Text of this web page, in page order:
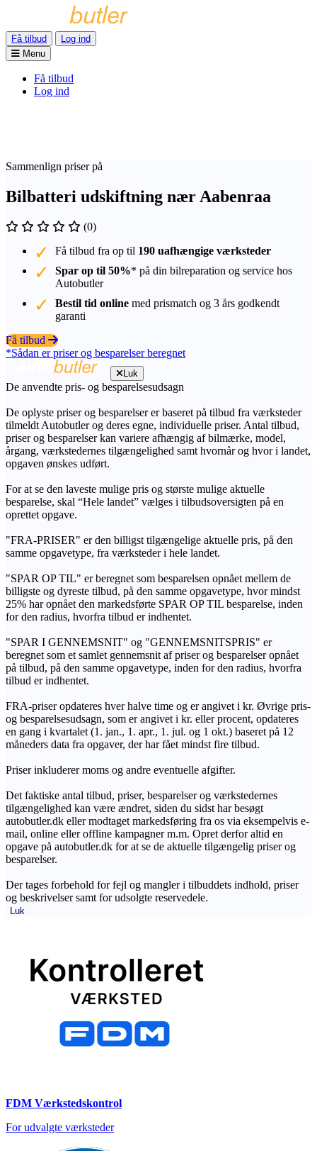
Få tilbud
Log ind
Menu
Få tilbud
Log ind
Sammenlign priser på
Bilbatteri udskiftning nær Aabenraa
(0)
Få tilbud fra op til 190 uafhængige værksteder
Spar op til 50%* på din bilreparation og service hos
Autobutler
Bestil tid online med prismatch og 3 års godkendt
garanti
Få tilbud
*Sådan er priser og besparelser beregnet
Luk
De anvendte pris- og besparelsesudsagn
De oplyste priser og besparelser er baseret på tilbud fra værksteder
tilmeldt Autobutler og deres egne, individuelle priser. Antal tilbud,
priser og besparelser kan variere afhængig af bilmærke, model,
årgang, værkstedernes tilgængelighed samt hvornår og hvor i landet,
opgaven ønskes udført.
For at se den laveste mulige pris og største mulige aktuelle
besparelse, skal “Hele landet” vælges i tilbudsoversigten på en
oprettet opgave.
"FRA-PRISER" er den billigst tilgængelige aktuelle pris, på den
samme opgavetype, fra værksteder i hele landet.
"SPAR OP TIL" er beregnet som besparelsen opnået mellem de
billigste og dyreste tilbud, på den samme opgavetype, hvor mindst
25% har opnået den markedsførte SPAR OP TIL besparelse, inden
for den radius, hvorfra tilbud er indhentet.
"SPAR I GENNEMSNIT" og "GENNEMSNITSPRIS" er
beregnet som et samlet gennemsnit af priser og besparelser opnået
på tilbud, på den samme opgavetype, inden for den radius, hvorfra
tilbud er indhentet.
FRA-priser opdateres hver halve time og er angivet i kr. Øvrige pris-
og besparelsesudsagn, som er angivet i kr. eller procent, opdateres
en gang i kvartalet (1. jan., 1. apr., 1. jul. og 1 okt.) baseret på 12
måneders data fra opgaver, der har fået mindst fire tilbud.
Priser inkluderer moms og andre eventuelle afgifter.
Det faktiske antal tilbud, priser, besparelser og værkstedernes
tilgængelighed kan være ændret, siden du sidst har besøgt
autobutler.dk eller modtaget markedsføring fra os via eksempelvis e-
mail, online eller offline kampagner m.m. Opret derfor altid en
opgave på autobutler.dk for at se de aktuelle tilgængelig priser og
besparelser.
Der tages forbehold for fejl og mangler i tilbuddets indhold, priser
og beskrivelser samt for udsolgte reservedele.
Luk
FDM Værkstedskontrol
For udvalgte værksteder